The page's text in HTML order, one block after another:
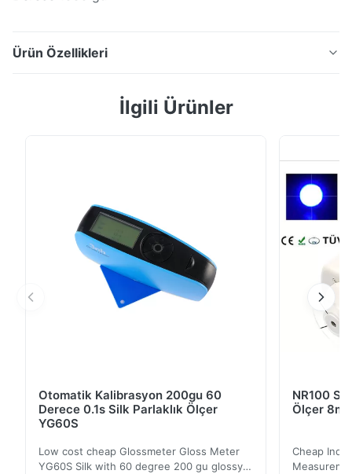
Ürün Özellikleri
Derece 1000 gu Tamamen özel fikri mülkiyet hakları
523 ve ASTM D 2457'ye uygun olarak araştırılmış ...
İlgili Ürünler
Otomatik Kalibrasyon 200gu 60
Derece 0.1s Silk Parlaklık Ölçer
YG60S
Low cost cheap Glossmeter Gloss Meter
YG60S Silk with 60 degree 200 gu glossy
NR100
Ölçer
Cheap